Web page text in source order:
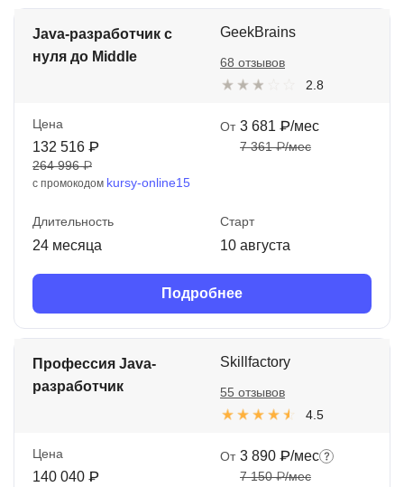
Java-разработчик с
нуля до Middle
GeekBrains
2.8
68 отзывов
Цена
132 516 ₽
264 996 ₽
с промокодом kursy-online15
От 3 681 ₽/мес
7 361 ₽/мес
Длительность
24 месяца
Старт
10 августа
Подробнее
Профессия Java-
разработчик
Skillfactory
4.5
55 отзывов
Цена
140 040 ₽
От 3 890 ₽/мес
7 150 ₽/мес